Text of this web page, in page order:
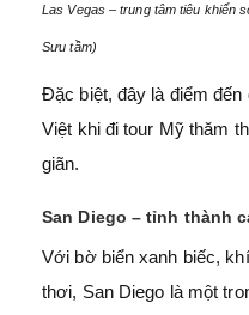
Las Vegas – trung tâm tiêu khiển
Sưu tầm)
Đặc biệt, đây là điểm
Việt khi đi tour Mỹ thăm
giãn.
San Diego – tỉnh thành
Với bờ biển xanh biếc,
thơi, San Diego là một